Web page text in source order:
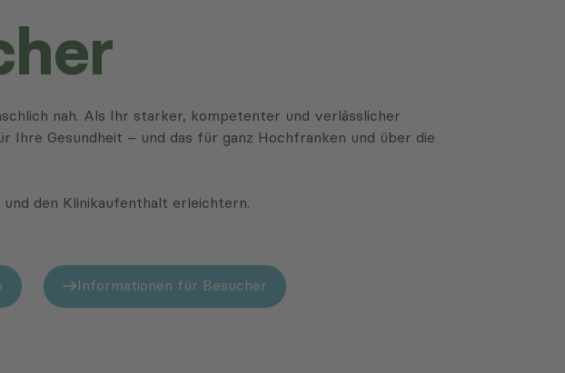
nah. Als Ihr starker, kompetenter und verlässlicher
Gesundheit – und das für ganz Hochfranken und über die
den Klinikaufenthalt erleichtern.
Informationen für Besucher